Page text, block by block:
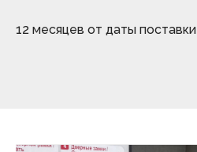
12 месяцев от даты поставки